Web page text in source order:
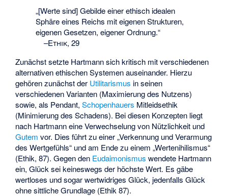
„[Werte sind] Gebilde einer ethisch idealen
Sphäre eines Reichs mit eigenen Strukturen,
eigenen Gesetzen, eigener Ordnung.“
–Ethik, 29
Zunächst setzte Hartmann sich kritisch mit verschiedenen
alternativen ethischen Systemen auseinander. Hierzu
gehören zunächst der Utilitarismus in seinen
verschiedenen Varianten (Maximierung des Nutzens)
sowie, als Pendant,Schopenhauers Mitleidsethik
(Minimierung des Schadens). Bei diesen Konzepten liegt
nach Hartmann eine Verwechselung von Nützlichkeit und
Gutem vor. Dies führt zu einer „Verkennung und Verarmung
des Wertgefühls“ und am Ende zu einem „Wertenihilismus“
(Ethik, 87). Gegen den Eudaimonismus wendete Hartmann
ein, Glück sei keineswegs der höchste Wert. Es gäbe
wertloses und sogar wertwidriges Glück, jedenfalls Glück
ohne sittliche Grundlage (Ethik 87).